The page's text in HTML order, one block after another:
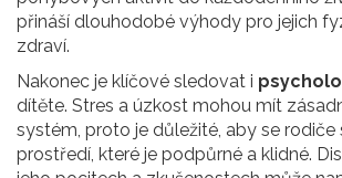
přináší dlouhodobé výhody pro jejich
zdraví.
Nakonec je klíčové sledovat i
dítěte. Stres a úzkost mohou mít
systém, proto je důležité, aby se
prostředí, které je podpůrné a klidné.